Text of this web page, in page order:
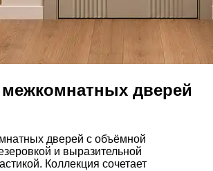
дверей
дверей с объёмной
и выразительной
Коллекция сочетает